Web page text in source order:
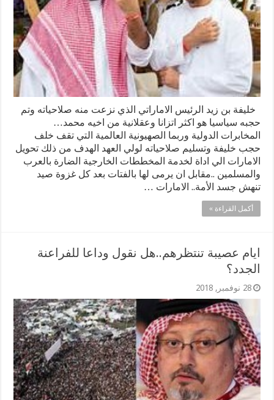
خليفة بن زيد الرئيس الاماراتي الذي نزعت منه صلاحياته وتم
حجبه سياسيا هو اكثر اتزانا وعقلانية من اخيه محمد…
المخابرات الدولية وربما الصهيونية العالمية التي تقف خلف
حجب خليفة وتسليم صلاحياته لولي العهد الهدف من ذلك تحويل
الامارات الي اداة لخدمة المخططات الخارجية الضارة بالعرب
والمسلمين ..مقابل ان يرمى لها بالفتات بعد كل غزوة صيد
تنهش جسد الأمة.. الامارات …
أكمل القراءة »
ايام عصيبة تنتظرهم..هل نقول وداعا للفراعنة
الجدد؟
28 نوفمبر, 2018